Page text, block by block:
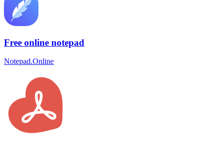
Free online notepad
Notepad.Online